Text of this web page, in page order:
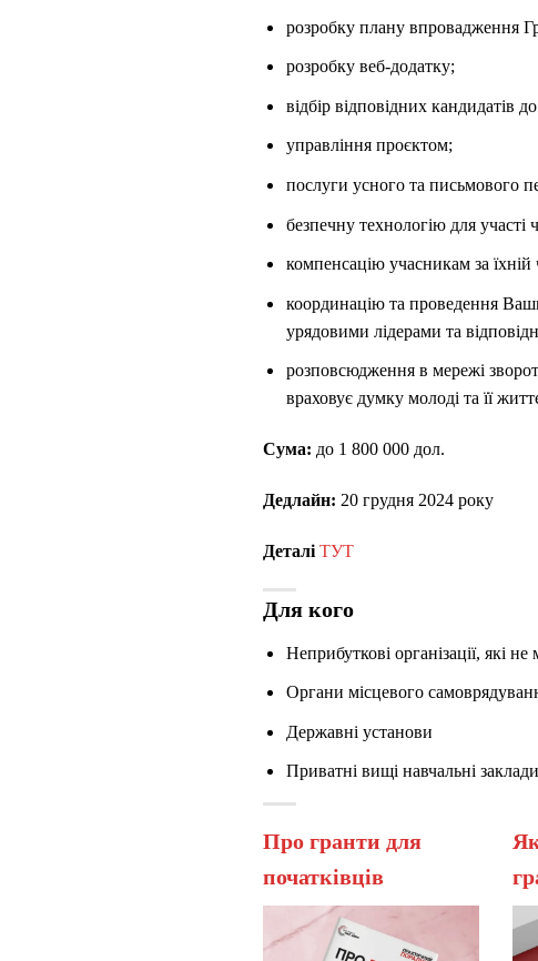
розробку плану впровадження
розробку веб-додатку;
відбір відповідних кандидатів
управління проєктом;
послуги усного та письмового
безпечну технологію для участі
компенсацію учасникам за їхній
координацію та проведення
урядовими лідерами та
розповсюдження в мережі
враховує думку молоді та її
Сума: до 1 800 000 дол.
Дедлайн: 20 грудня 2024 року
Деталі ТУТ
Для кого
Неприбуткові організації, які
Органи місцевого
Державні установи
Приватні вищі навчальні заклади
Про гранти для
початківців